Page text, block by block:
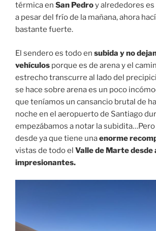
térmica en San Pedroy alrededores es
a pesar del frío de la mañana, ahora
bastante fuerte.
El sendero es todo en subida y no
vehículos porque es de arena y el
estrecho transcurre al lado del
se hace sobre arena es un poco
que teníamos un cansancio brutal de
noche en el aeropuerto de Santiago
empezábamos a notar la
desde ya que tiene unaenorme
vistas de todo el Valle de Marte desde
impresionantes.